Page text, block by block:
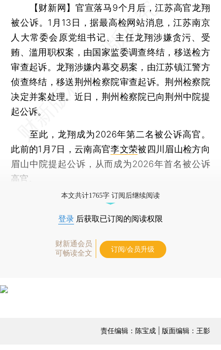
【财新网】官宣落马9个月后，江苏高官龙翔
被公诉。1月13日，据最高检网站消息，江苏南京
人大常委会原党组书记、主任龙翔涉嫌贪污、受
贿、滥用职权案，由国家监委调查终结，移送检方
审查起诉。龙翔涉嫌内幕交易案，由江苏镇江警方
侦查终结，移送荆州检察院审查起诉。荆州检察院
决定并案处理。近日，荆州检察院已向荆州中院提
起公诉。
至此，龙翔成为2026年第二名被公诉高官。
此前的1月7日，云南高官李文荣被四川眉山检方向
眉山中院提起公诉，从而成为2026年首名被公诉
高官。
本文共计1765字 订阅后继续阅读
登录 后获取已订阅的阅读权限
财新通会员
可畅读全文
订阅/会员升级
责任编辑：陈宝成 | 版面编辑：王影